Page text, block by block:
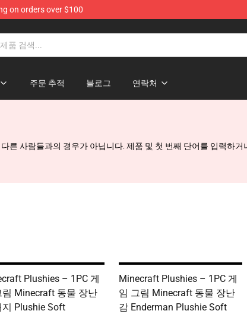
on orders over $100
주문 추적 블로그 연락처
사람들과의 경우가 아닙니다. 제품 및 첫 번째 단어를 입력하
Plushies – 1PC 게
림 Minecraft 동물 장난
지 Plushie Soft
Minecraft Plushies – 1PC 게
임 그림 Minecraft 동물 장난
감 Enderman Plushie Soft